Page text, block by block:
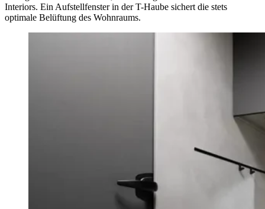
Interiors. Ein Aufstellfenster in der T-Haube sichert die stets
optimale Belüftung des Wohnraums.